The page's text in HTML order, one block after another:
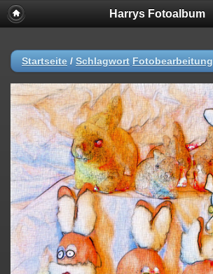
Harrys Fotoalbum
Startseite / Schlagwort Fotobearbeitung